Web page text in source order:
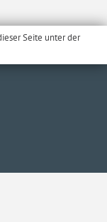
Seite unter der